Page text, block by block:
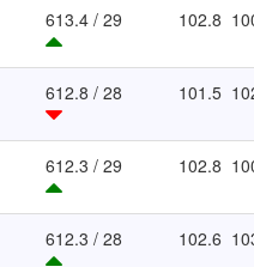
613.4 / 29 102.8
612.8 / 28 101.5
612.3 / 29 102.8
612.3 / 28 102.6